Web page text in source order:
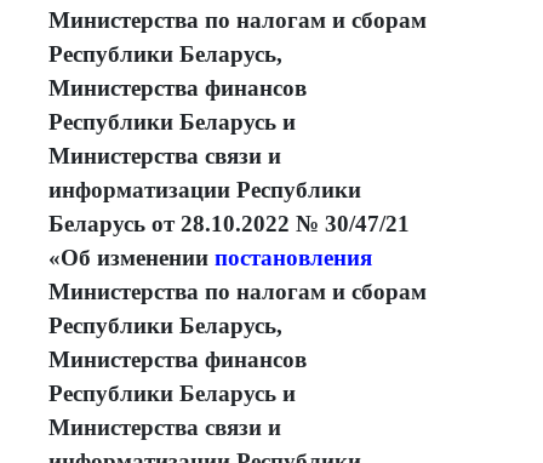
Министерства по налогам и сборам
Республики Беларусь,
Министерства финансов
Республики Беларусь и
Министерства связи и
информатизации Республики
Беларусь от 28.10.2022 № 30/47/21
«Об изменении постановления
Министерства по налогам и сборам
Республики Беларусь,
Министерства финансов
Республики Беларусь и
Министерства связи и